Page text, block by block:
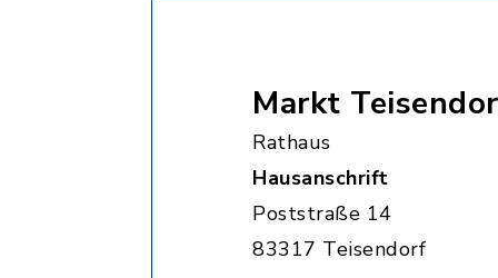
Markt
Rathaus
Hausanschrift
Poststraße 14
83317 Teisendorf